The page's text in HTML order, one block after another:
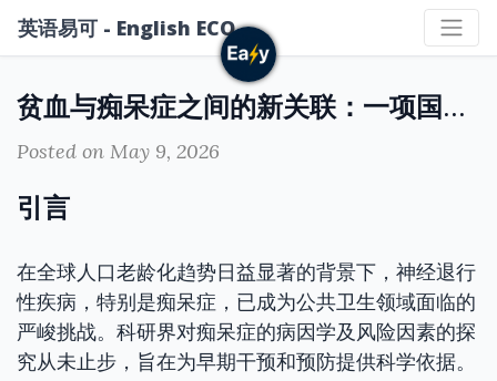
英语易可 - English ECO
贫血与痴呆症之间的新关联：一项国际健康议题的深入剖析
Posted on May 9, 2026
引言
在全球人口老龄化趋势日益显著的背景下，神经退行
性疾病，特别是痴呆症，已成为公共卫生领域面临的
严峻挑战。科研界对痴呆症的病因学及风险因素的探
究从未止步，旨在为早期干预和预防提供科学依据。